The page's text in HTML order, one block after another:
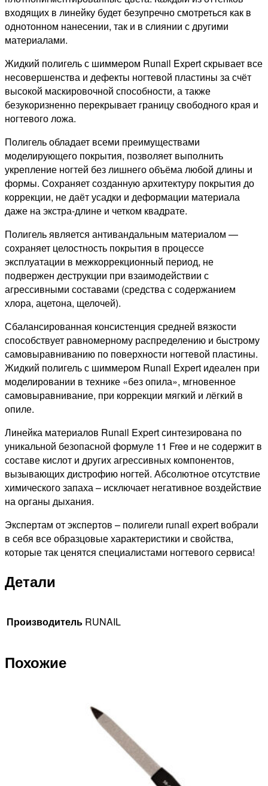
входящих в линейку будет безупречно смотреться как в
однотонном нанесении, так и в слиянии с другими
материалами.
Жидкий полигель с шиммером Runail Expert скрывает все
несовершенства и дефекты ногтевой пластины за счёт
высокой маскировочной способности, а также
безукоризненно перекрывает границу свободного края и
ногтевого ложа.
Полигель обладает всеми преимуществами
моделирующего покрытия, позволяет выполнить
укрепление ногтей без лишнего объёма любой длины и
формы. Сохраняет созданную архитектуру покрытия до
коррекции, не даёт усадки и деформации материала
даже на экстра-длине и четком квадрате.
Полигель является антивандальным материалом —
сохраняет целостность покрытия в процессе
эксплуатации в межкоррекционный период, не
подвержен деструкции при взаимодействии с
агрессивными составами (средства с содержанием
хлора, ацетона, щелочей).
Сбалансированная консистенция средней вязкости
способствует равномерному распределению и быстрому
самовыравниванию по поверхности ногтевой пластины.
Жидкий полигель с шиммером Runail Expert идеален при
моделировании в технике «без опила», мгновенное
самовыравнивание, при коррекции мягкий и лёгкий в
опиле.
Линейка материалов Runail Expert синтезирована по
уникальной безопасной формуле 11 Free и не содержит в
составе кислот и других агрессивных компонентов,
вызывающих дистрофию ногтей. Абсолютное отсутствие
химического запаха – исключает негативное воздействие
на органы дыхания.
Экспертам от экспертов – полигели runail expert вобрали
в себя все образцовые характеристики и свойства,
которые так ценятся специалистами ногтевого сервиса!
Детали
Производитель RUNAIL
Похожие